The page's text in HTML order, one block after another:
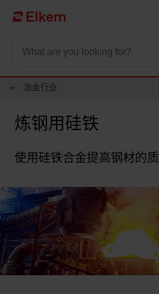
Skip to main content
To start page
冶金行业
炼钢用硅铁
使用硅铁合金提高钢材的